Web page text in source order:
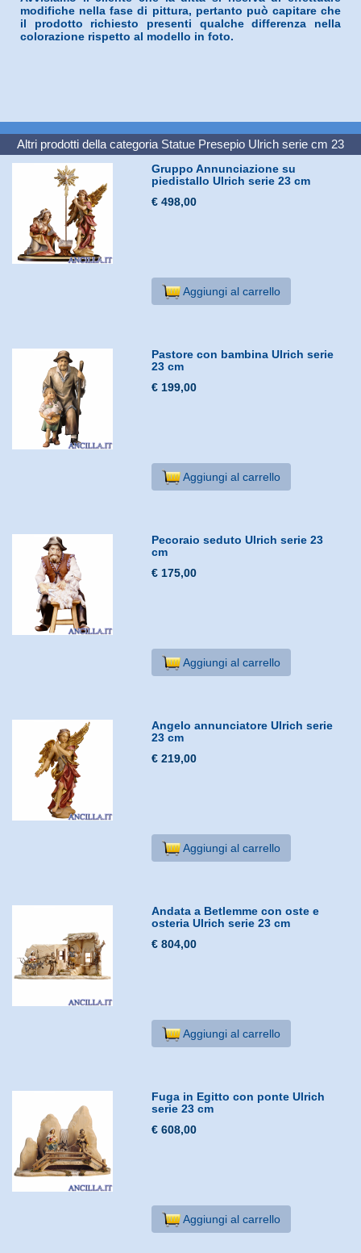
modifiche nella fase di pittura, pertanto può capitare che
il prodotto richiesto presenti qualche differenza nella
colorazione rispetto al modello in foto.
Altri prodotti della categoria Statue Presepio Ulrich serie cm 23
Gruppo Annunciazione su
piedistallo Ulrich serie 23 cm
€ 498,00
Aggiungi al carrello
Pastore con bambina Ulrich serie
23 cm
€ 199,00
Aggiungi al carrello
Pecoraio seduto Ulrich serie 23
cm
€ 175,00
Aggiungi al carrello
Angelo annunciatore Ulrich serie
23 cm
€ 219,00
Aggiungi al carrello
Andata a Betlemme con oste e
osteria Ulrich serie 23 cm
€ 804,00
Aggiungi al carrello
Fuga in Egitto con ponte Ulrich
serie 23 cm
€ 608,00
Aggiungi al carrello